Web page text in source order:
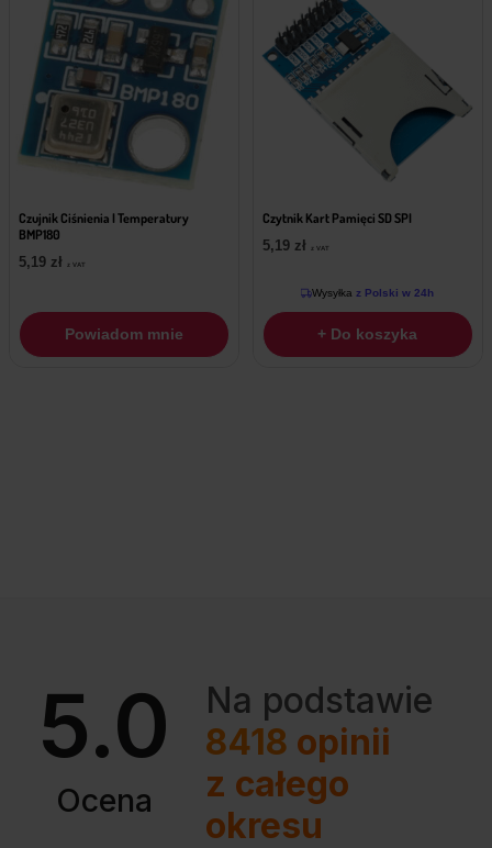
Czujnik Ciśnienia I Temperatury
BMP180
5,19 zł z VAT
Powiadom mnie
Czytnik Kart Pamięci SD SPI
5,19 zł z VAT
Wysyłka z Polski w 24h
+ Do koszyka
5.0
Ocena
Na podstawie
8418 opinii
z całego
okresu